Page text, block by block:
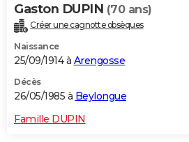
Gaston DUPIN (70 ans)
Créer une cagnotte obsèques
Naissance
25/09/1914 à Arengosse
Décès
26/05/1985 à Beylongue
Famille DUPIN